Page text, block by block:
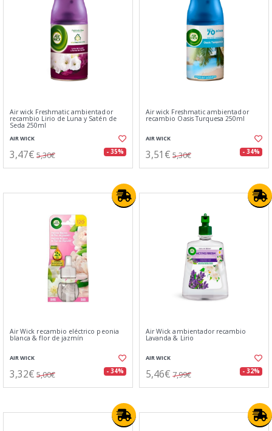
Air wick Freshmatic ambientador
recambio Lirio de Luna y Satén de
Seda 250ml
AIR WICK
3,47€ 5,30€ - 35%
Air wick Freshmatic ambientador
recambio Oasis Turquesa 250ml
AIR WICK
3,51€ 5,30€ - 34%
Air Wick recambio eléctrico peonia
blanca & flor de jazmín
AIR WICK
3,32€ 5,00€ - 34%
Air Wick ambientador recambio
Lavanda & Lirio
AIR WICK
5,46€ 7,99€ - 32%